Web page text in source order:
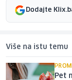
Dodajte
Više na istu temu
Pet